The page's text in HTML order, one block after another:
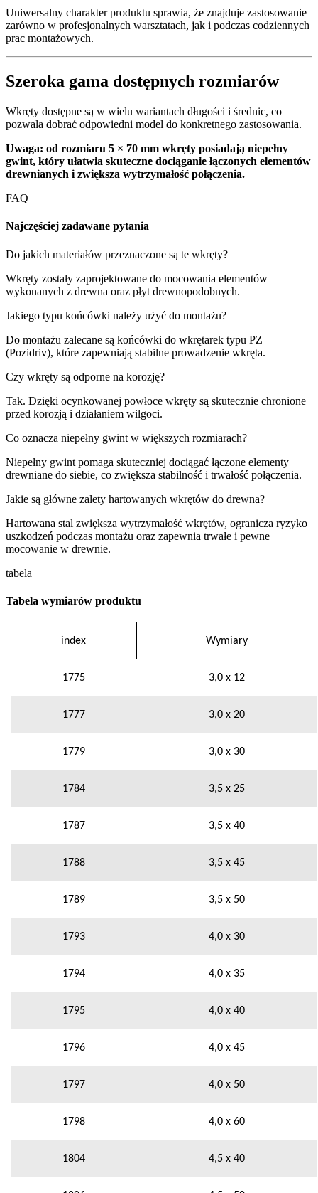
Uniwersalny charakter produktu sprawia, że znajduje zastosowanie
zarówno w profesjonalnych warsztatach, jak i podczas codziennych
prac montażowych.
Szeroka gama dostępnych rozmiarów
Wkręty dostępne są w wielu wariantach długości i średnic, co
pozwala dobrać odpowiedni model do konkretnego zastosowania.
Uwaga: od rozmiaru 5 × 70 mm wkręty posiadają niepełny
gwint, który ułatwia skuteczne dociąganie łączonych elementów
drewnianych i zwiększa wytrzymałość połączenia.
FAQ
Najczęściej zadawane pytania
Do jakich materiałów przeznaczone są te wkręty?
Wkręty zostały zaprojektowane do mocowania elementów
wykonanych z drewna oraz płyt drewnopodobnych.
Jakiego typu końcówki należy użyć do montażu?
Do montażu zalecane są końcówki do wkrętarek typu PZ
(Pozidriv), które zapewniają stabilne prowadzenie wkręta.
Czy wkręty są odporne na korozję?
Tak. Dzięki ocynkowanej powłoce wkręty są skutecznie chronione
przed korozją i działaniem wilgoci.
Co oznacza niepełny gwint w większych rozmiarach?
Niepełny gwint pomaga skuteczniej dociągać łączone elementy
drewniane do siebie, co zwiększa stabilność i trwałość połączenia.
Jakie są główne zalety hartowanych wkrętów do drewna?
Hartowana stal zwiększa wytrzymałość wkrętów, ogranicza ryzyko
uszkodzeń podczas montażu oraz zapewnia trwałe i pewne
mocowanie w drewnie.
tabela
Tabela wymiarów produktu
index Wymiary
1775 3,0 x 12
1777 3,0 x 20
1779 3,0 x 30
1784 3,5 x 25
1787 3,5 x 40
1788 3,5 x 45
1789 3,5 x 50
1793 4,0 x 30
1794 4,0 x 35
1795 4,0 x 40
1796 4,0 x 45
1797 4,0 x 50
1798 4,0 x 60
1804 4,5 x 40